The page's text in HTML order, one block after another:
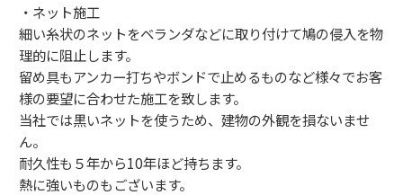
・ネット施工
細い糸状のネットをベランダなどに取り付けて鳩の侵入を物
理的に阻止します。
留め具もアンカー打ちやボンドで止めるものなど様々でお客
様の要望に合わせた施工を致します。
当社では黒いネットを使うため、建物の外観を損ないませ
ん。
耐久性も５年から10年ほど持ちます。
熱に強いものもございます。